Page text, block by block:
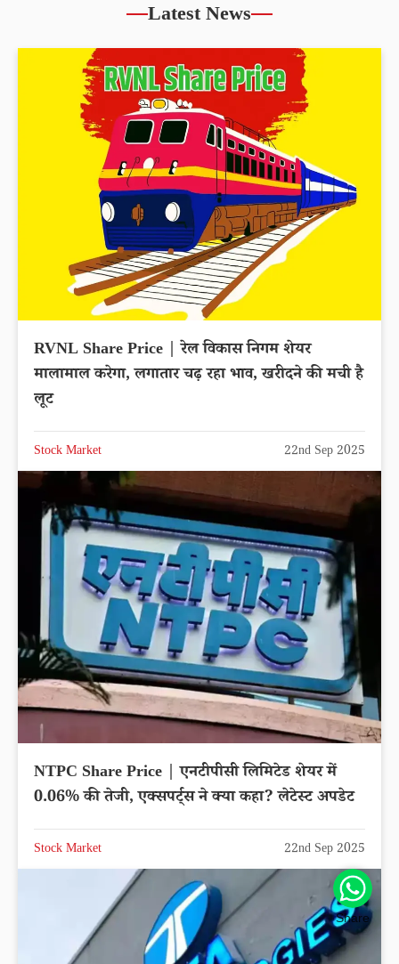
Latest News
RVNL Share Price | रेल विकास निगम शेयर
मालामाल करेगा, लगातार चढ़ रहा भाव, खरीदने की मची है
लूट
Stock Market 22nd Sep 2025
NTPC Share Price | एनटीपीसी लिमिटेड शेयर में
0.06% की तेजी, एक्सपर्ट्स ने क्या कहा? लेटेस्ट अपडेट
Stock Market 22nd Sep 2025
Share